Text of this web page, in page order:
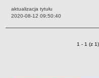
ARCHIWUM SZKÓŁ I PLACÓWEK
Wielofunkcyjna Placówka
aktualizacja tytułu
Data:
2020-08-12 09:50:40
Zmiany o
1 - 1 (z 1)